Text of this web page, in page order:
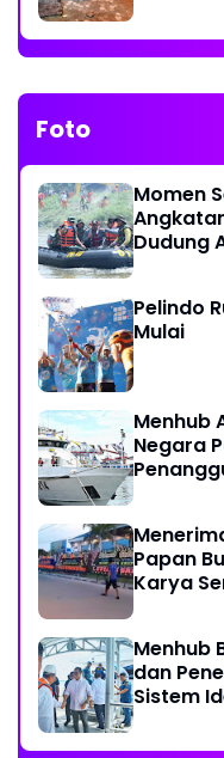
Foto
Momen
Dudung
Pelindo
Mulai
Menhub
Negara
Papan
Karya
Menhub
dan
Sistem